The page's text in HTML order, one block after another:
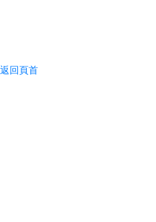
返回頁首